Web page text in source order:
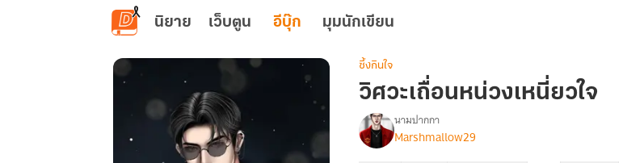
ข้ามไปยังเนื้อหาหลัก
นิยาย เว็บตูน อีบุ๊ก มุมนักเขียน
ซึ้งกินใจ
วิศวะเถื่อนหน่วงเหนี่ยวใจ
เรื่อง
วิศวะ
นามปากกา
Marshmallow29